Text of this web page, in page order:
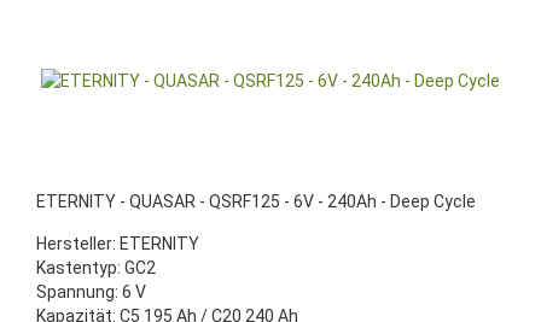
ETERNITY - QUASAR - QSRF125 - 6V - 240Ah - Deep Cycle
Hersteller: ETERNITY
Kastentyp: GC2
Spannung: 6 V
Kapazität: C5 195 Ah / C20 240 Ah